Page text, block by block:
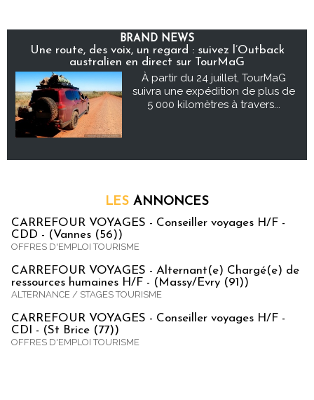
BRAND NEWS
Une route, des voix, un regard : suivez l’Outback
australien en direct sur TourMaG
À partir du 24 juillet, TourMaG
suivra une expédition de plus de
5 000 kilomètres à travers...
LES ANNONCES
CARREFOUR VOYAGES - Conseiller voyages H/F -
CDD - (Vannes (56))
OFFRES D'EMPLOI TOURISME
CARREFOUR VOYAGES - Alternant(e) Chargé(e) de
ressources humaines H/F - (Massy/Evry (91))
ALTERNANCE / STAGES TOURISME
CARREFOUR VOYAGES - Conseiller voyages H/F -
CDI - (St Brice (77))
OFFRES D'EMPLOI TOURISME